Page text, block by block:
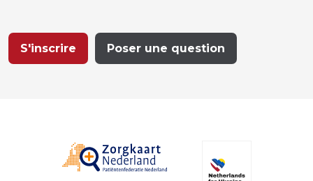
S'inscrire Poser une question